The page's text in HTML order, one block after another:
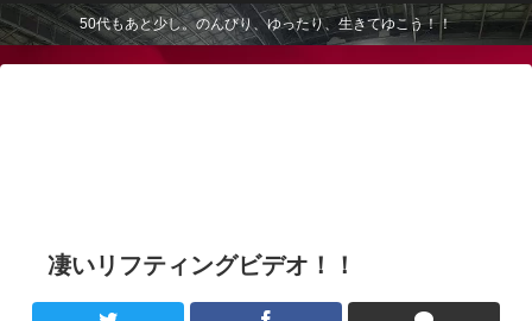
50代もあと少し。のんびり、ゆったり、生きてゆこう！！
凄いリフティングビデオ！！